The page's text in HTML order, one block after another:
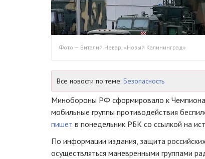
Фото — Виталий Невар, «Новый Калининград»
Все новости по теме: Безопасность
Минобороны РФ сформировало к
мобильные группы противодействия
пишет в понедельник РБК со ссылкой на
По информации издания, защита
осуществляться маневренными группами